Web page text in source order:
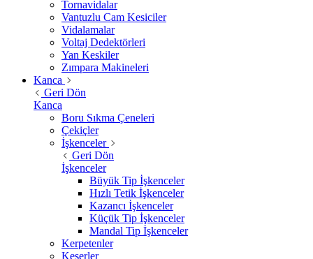
Tornavidalar
Vantuzlu Cam Kesiciler
Vidalamalar
Voltaj Dedektörleri
Yan Keskiler
Zımpara Makineleri
Kanca
Geri Dön
Kanca
Boru Sıkma Çeneleri
Çekiçler
İşkenceler
Geri Dön
İşkenceler
Büyük Tip İşkenceler
Hızlı Tetik İşkenceler
Kazancı İşkenceler
Küçük Tip İşkenceler
Mandal Tip İşkenceler
Kerpetenler
Keserler